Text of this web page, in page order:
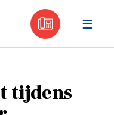
030 -
tijdens